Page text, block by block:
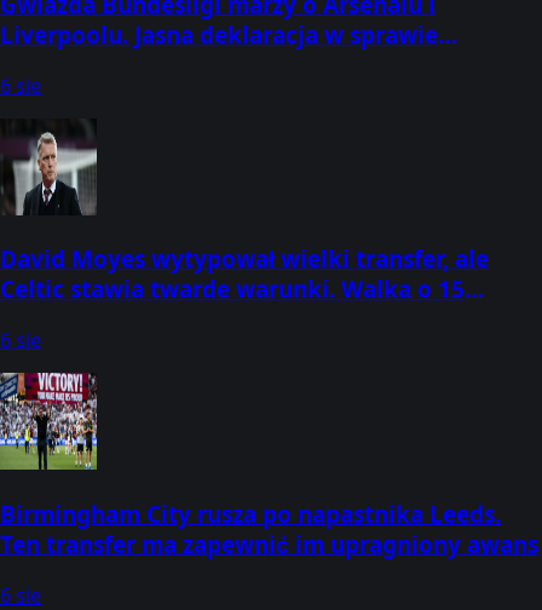
Liverpoolu. Jasna deklaracja w sprawie
6 sie
David Moyes wytypował wielki transfer, ale
Celtic stawia twarde warunki. Walka o 15
6 sie
Birmingham City rusza po napastnika Leeds.
Ten transfer ma zapewnić im upragniony awans
6 sie